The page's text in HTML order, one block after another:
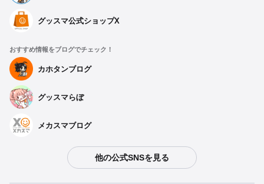
グッスマ公式ショップX
おすすめ情報をブログでチェック！
カホタンブログ
グッスマらぼ
メカスマブログ
他の公式SNSを見る